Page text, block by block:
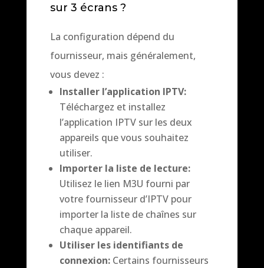
sur 3 écrans ?
La configuration dépend du
fournisseur, mais généralement,
vous devez :
Installer l’application IPTV:
Téléchargez et installez
l’application IPTV sur les deux
appareils que vous souhaitez
utiliser.
Importer la liste de lecture:
Utilisez le lien M3U fourni par
votre fournisseur d’IPTV pour
importer la liste de chaînes sur
chaque appareil.
Utiliser les identifiants de
connexion:Certains fournisseurs